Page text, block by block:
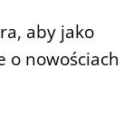
aby jako
o nowościach